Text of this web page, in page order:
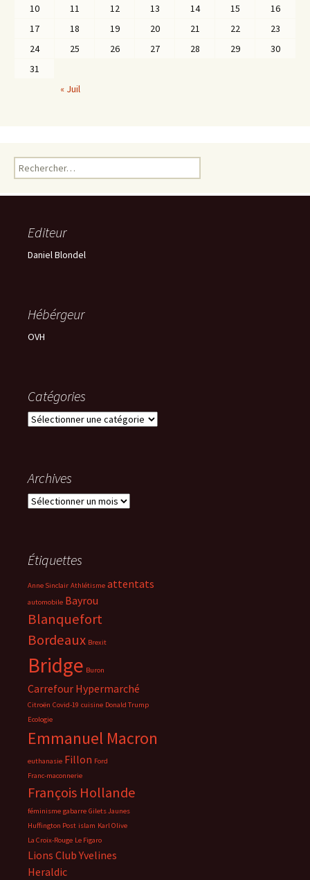
10 11 12 13 14 15
16
17
18 19 20 21 22
23
24
25 26 27 28 29
30
31
« Juil
Rechercher :
Editeur
Daniel Blondel
Hébérgeur
OVH
Catégories
Catégories
Archives
Archives
Étiquettes
Anne Sinclair Athlétisme attentats
automobile Bayrou
Blanquefort
Bordeaux Brexit
Bridge Buron
Carrefour Hypermarché
Citroën Covid-19 cuisine Donald Trump
Ecologie
Emmanuel Macron
euthanasie Fillon Ford
Franc-maconnerie
François Hollande
féminisme gabarre Gilets Jaunes
Huffington Post islam Karl Olive
La Croix-Rouge Le Figaro
Lions Club Yvelines
Heraldic